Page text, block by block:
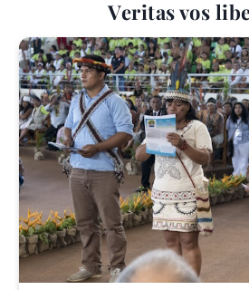
Veritas vos